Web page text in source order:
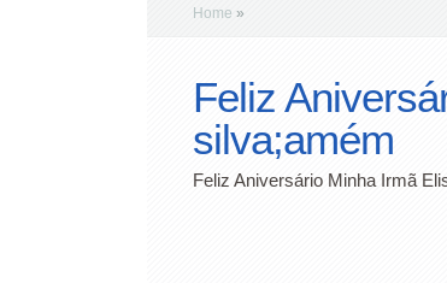
Home »
Feliz
silva;amém
Feliz Aniversário Minha Irmã